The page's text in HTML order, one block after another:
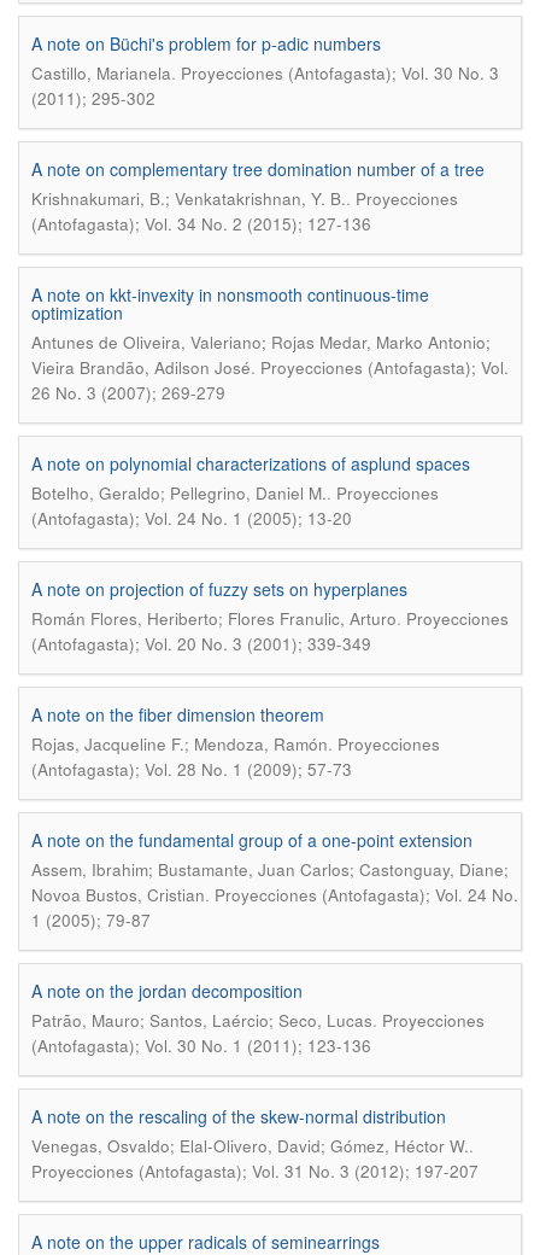
A note on Büchi's problem for p-adic numbers
Castillo, Marianela. Proyecciones (Antofagasta); Vol. 30 No. 3
(2011); 295-302
A note on complementary tree domination number of a tree
Krishnakumari, B.; Venkatakrishnan, Y. B.. Proyecciones
(Antofagasta); Vol. 34 No. 2 (2015); 127-136
A note on kkt-invexity in nonsmooth continuous-time
optimization
Antunes de Oliveira, Valeriano; Rojas Medar, Marko Antonio;
Vieira Brandão, Adilson José. Proyecciones (Antofagasta); Vol.
26 No. 3 (2007); 269-279
A note on polynomial characterizations of asplund spaces
Botelho, Geraldo; Pellegrino, Daniel M.. Proyecciones
(Antofagasta); Vol. 24 No. 1 (2005); 13-20
A note on projection of fuzzy sets on hyperplanes
Román Flores, Heriberto; Flores Franulic, Arturo. Proyecciones
(Antofagasta); Vol. 20 No. 3 (2001); 339-349
A note on the fiber dimension theorem
Rojas, Jacqueline F.; Mendoza, Ramón. Proyecciones
(Antofagasta); Vol. 28 No. 1 (2009); 57-73
A note on the fundamental group of a one-point extension
Assem, Ibrahim; Bustamante, Juan Carlos; Castonguay, Diane;
Novoa Bustos, Cristian. Proyecciones (Antofagasta); Vol. 24 No.
1 (2005); 79-87
A note on the jordan decomposition
Patrão, Mauro; Santos, Laércio; Seco, Lucas. Proyecciones
(Antofagasta); Vol. 30 No. 1 (2011); 123-136
A note on the rescaling of the skew-normal distribution
Venegas, Osvaldo; Elal-Olivero, David; Gómez, Héctor W..
Proyecciones (Antofagasta); Vol. 31 No. 3 (2012); 197-207
A note on the upper radicals of seminearrings